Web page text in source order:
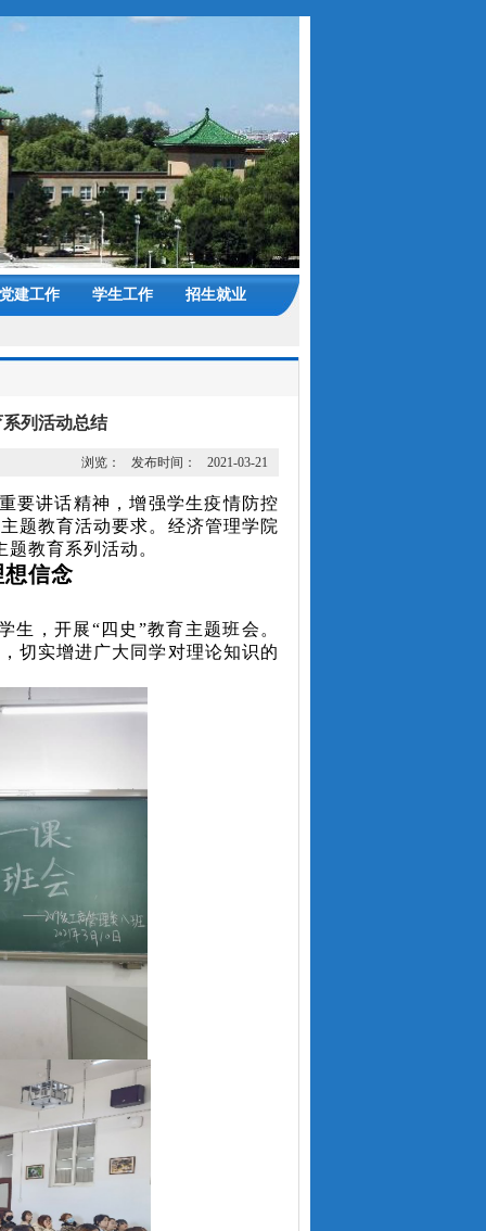
党建工作 学生工作 招生就业
列活动总结
浏览： 发布时间： 2021-03-21
要讲话精神，增强学生疫情防控
题教育活动要求。经济管理学院
教育系列活动。
想信念
生，开展“四史”教育主题班会。
切实增进广大同学对理论知识的